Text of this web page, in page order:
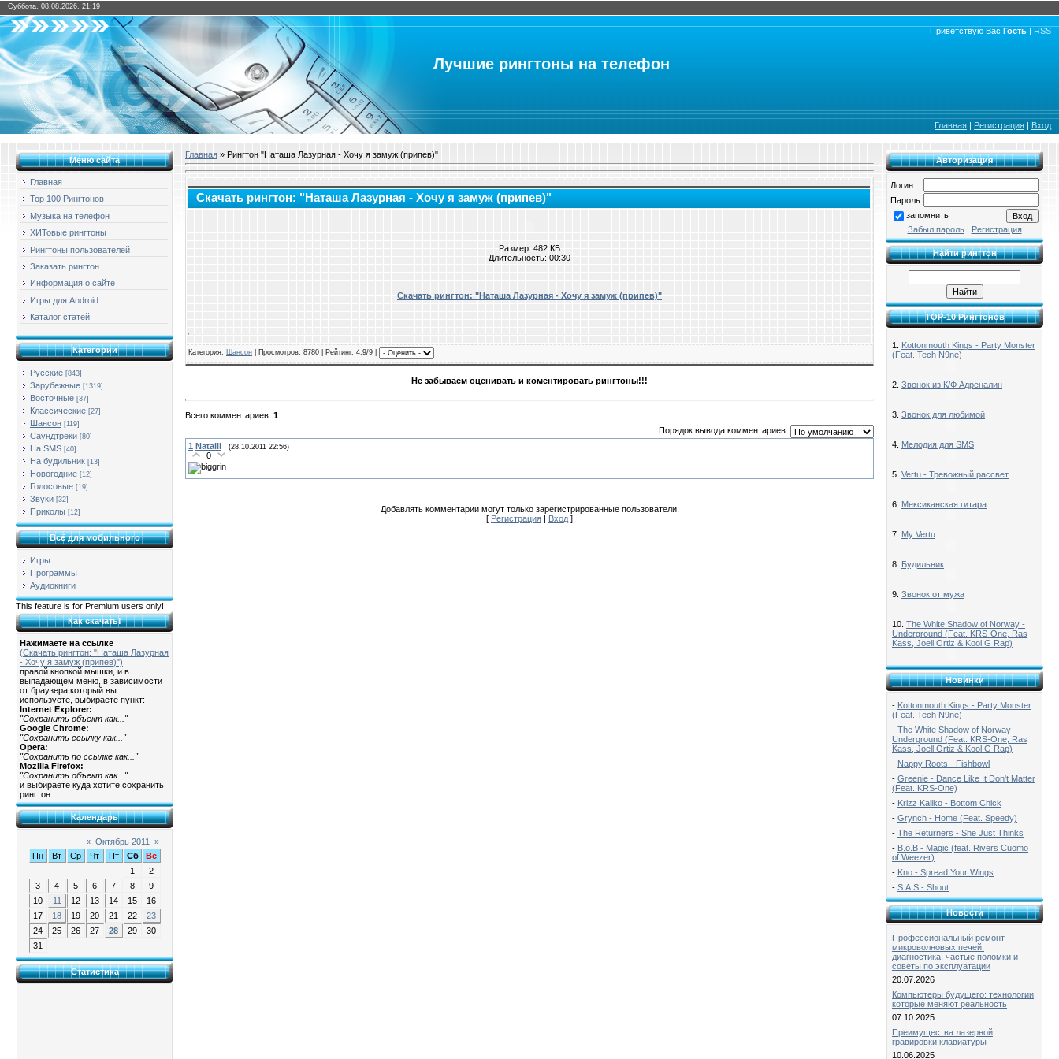
Суббота, 08.08.2026, 21:19
Приветствую Вас Гость | RSS
Лучшие рингтоны на телефон
Главная | Регистрация | Вход
Меню сайта
Главная
Top 100 Рингтонов
Музыка на телефон
ХИТовые рингтоны
Рингтоны пользователей
Заказать рингтон
Информация о сайте
Игры для Android
Каталог статей
Категории
Русские [843]
Зарубежные [1319]
Восточные [37]
Классические [27]
Шансон [119]
Саундтреки [80]
На SMS [40]
На будильник [13]
Новогодние [12]
Голосовые [19]
Звуки [32]
Приколы [12]
Всё для мобильного
Игры
Программы
Аудиокниги
This feature is for Premium users only!
Как скачать!
Нажимаете на ссылке
(Скачать рингтон: "Наташа Лазурная
- Хочу я замуж (припев)")
правой кнопкой мышки, и в
выпадающем меню, в зависимости
от браузера который вы
используете, выбираете пункт:
Internet Explorer:
"Сохранить объект как..."
Google Chrome:
"Сохранить ссылку как..."
Opera:
"Сохранить по ссылке как..."
Mozilla Firefox:
"Сохранить объект как..."
и выбираете куда хотите сохранить
рингтон.
Календарь
« Октябрь 2011
»
Пн
Вт Ср Чт Пт Сб
Вс
1
2
3
4 5 6 7 8
9
10
11 12 13 14 15
16
17
18 19 20 21 22
23
24
25 26 27 28 29
30
31
Статистика
Главная » Рингтон "Наташа Лазурная - Хочу я замуж (припев)"
Скачать рингтон: "Наташа Лазурная - Хочу я замуж (припев)"
Размер: 482 КБ
Длительность: 00:30
Скачать рингтон: "Наташа Лазурная - Хочу я замуж (припев)"
Категория: Шансон Просмотров: 8780 | Рейтинг: 4.9/9 |
Не забываем оценивать и коментировать рингтоны!!!
Всего комментариев: 1
Порядок вывода комментариев:
1 Natalli (28.10.2011 22:56)
0
Добавлять комментарии могут только зарегистрированные пользователи.
[ Регистрация | Вход ]
Авторизация
Логин:
Пароль:
запомнить
Забыл пароль| Регистрация
Найти рингтон
TOP-10 Рингтонов
1. Kottonmouth Kings - Party Monster
(Feat. Tech N9ne)
2. Звонок из К/Ф Адреналин
3. Звонок для любимой
4. Мелодия для SMS
5. Vertu - Тревожный рассвет
6. Мексиканская гитара
7. My Vertu
8. Будильник
9. Звонок от мужа
10. The White Shadow of Norway -
Underground (Feat. KRS-One, Ras
Kass, Joell Ortiz & Kool G Rap)
Новинки
- Kottonmouth Kings - Party Monster
(Feat. Tech N9ne)
- The White Shadow of Norway -
Underground (Feat. KRS-One, Ras
Kass, Joell Ortiz & Kool G Rap)
- Nappy Roots - Fishbowl
- Greenie - Dance Like It Don't Matter
(Feat. KRS-One)
- Krizz Kaliko - Bottom Chick
- Grynch - Home (Feat. Speedy)
- The Returners - She Just Thinks
- B.o.B - Magic (feat. Rivers Cuomo
of Weezer)
- Kno - Spread Your Wings
- S.A.S - Shout
Новости
Профессиональный ремонт
микроволновых печей:
диагностика, частые поломки и
советы по эксплуатации
20.07.2026
Компьютеры будущего: технологии,
которые меняют реальность
07.10.2025
Преимущества лазерной
гравировки клавиатуры
10.06.2025